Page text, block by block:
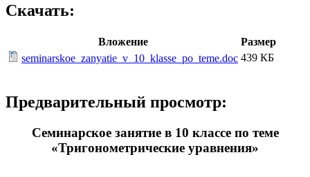
Скачать:
Вложение
Размер
seminarskoe_zanyatie_v_10_klasse_po_teme.doc 439 КБ
Предварительный просмотр:
Семинарское занятие в 10 классе по теме
«Тригонометрические уравнения»